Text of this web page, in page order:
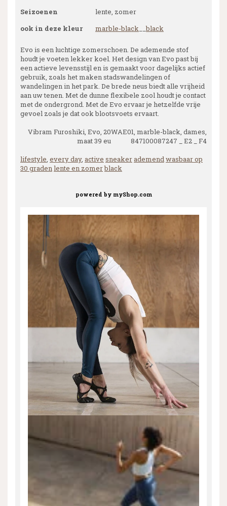
Seizoenen
lente, zomer
ook in deze kleur
marble-black __black
Evo is een luchtige zomerschoen. De ademende stof
houdt je voeten lekker koel. Het design van Evo past bij
een actieve levensstijl en is gemaakt voor dagelijks actief
gebruik, zoals het maken stadswandelingen of
wandelingen in het park. De brede neus biedt alle vrijheid
aan uw tenen. Met de dunne flexibele zool houdt je contact
met de ondergrond. Met de Evo ervaar je hetzelfde vrije
gevoel zoals je dat ook blootsvoets ervaart.
Vibram Furoshiki, Evo, 20WAE01, marble-black, dames,
maat 39 eu 847100087247 _ E2 _ F4
lifestyle, every day, active sneakerademendwasbaar op
30 gradenlente en zomerblack
powered by myShop.com